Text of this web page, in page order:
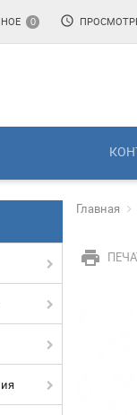
0 access_time
Главная
print